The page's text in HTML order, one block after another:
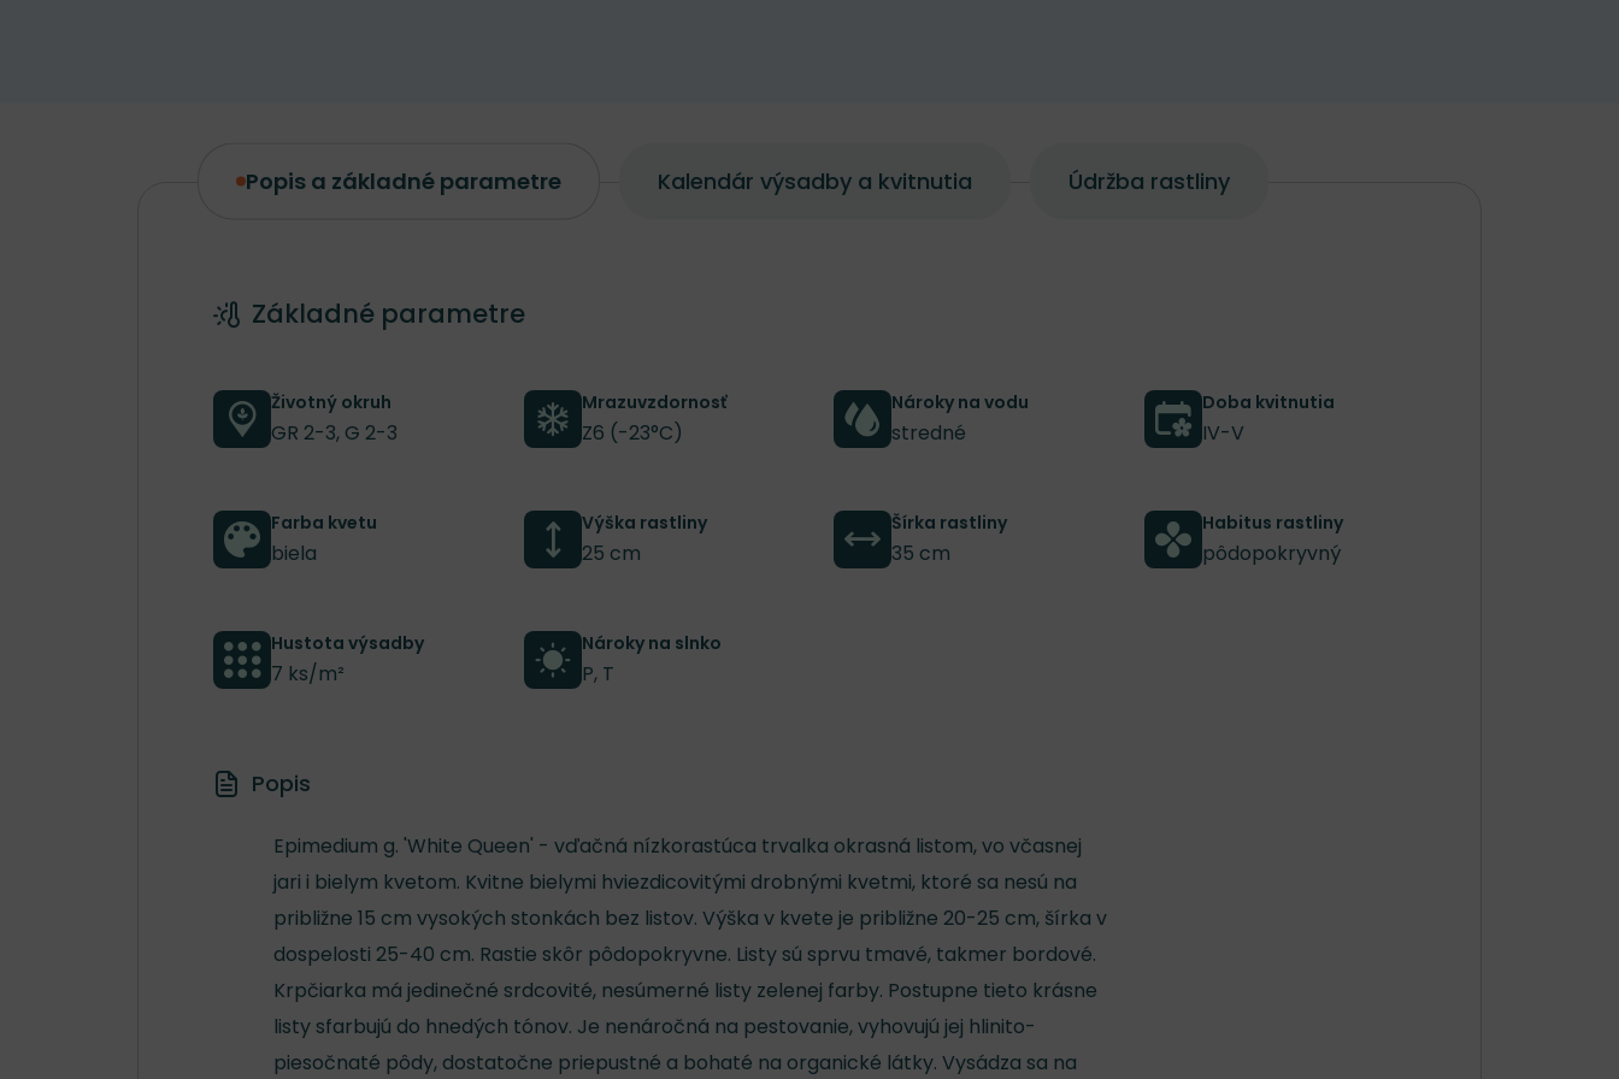
Popis a základné parametre Kalendár výsadby a kvitnutia Údržba rastliny
Popis a základné parametre
Základné parametre
Životný okruh
GR 2-3, G 2-3
Mrazuvzdornosť
Z6 (-23°C)
Nároky na vodu
stredné
Doba kvitnutia
IV-V
Farba kvetu
biela
Výška rastliny
25 cm
Šírka rastliny
35 cm
Habitus rastliny
pôdopokryvný
Hustota výsadby
7 ks/m²
Nároky na slnko
P, T
Popis
Epimedium g. 'White Queen' - vďačná nízkorastúca trvalka okrasná listom, vo včasnej
jari i bielym kvetom. Kvitne bielymi hviezdicovitými drobnými kvetmi, ktoré sa nesú na
približne 15 cm vysokých stonkách bez listov. Výška v kvete je približne 20-25 cm, šírka v
dospelosti 25-40 cm. Rastie skôr pôdopokryvne. Listy sú sprvu tmavé, takmer bordové.
Krpčiarka má jedinečné srdcovité, nesúmerné listy zelenej farby. Postupne tieto krásne
listy sfarbujú do hnedých tónov. Je nenáročná na pestovanie, vyhovujú jej hlinito-
piesočnaté pôdy, dostatočne priepustné a bohaté na organické látky. Vysádza sa na